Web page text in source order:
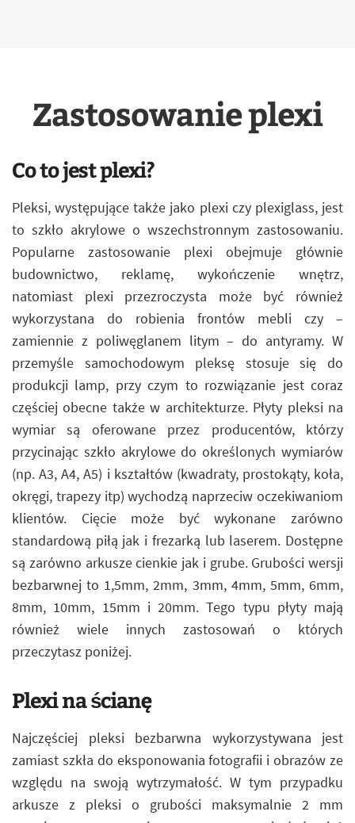
Zastosowanie plexi
Co to jest plexi?
Pleksi, występujące także jako plexi czy plexiglass, jest
to szkło akrylowe o wszechstronnym zastosowaniu.
Popularne zastosowanie plexi obejmuje głównie
budownictwo, reklamę, wykończenie wnętrz,
natomiast plexi przezroczysta może być również
wykorzystana do robienia frontów mebli czy –
zamiennie z poliwęglanem litym – do antyramy. W
przemyśle samochodowym pleksę stosuje się do
produkcji lamp, przy czym to rozwiązanie jest coraz
częściej obecne także w architekturze. Płyty pleksi na
wymiar są oferowane przez producentów, którzy
przycinając szkło akrylowe do określonych wymiarów
(np. A3, A4, A5) i kształtów (kwadraty, prostokąty, koła,
okręgi, trapezy itp) wychodzą naprzeciw oczekiwaniom
klientów. Cięcie może być wykonane zarówno
standardową piłą jak i frezarką lub laserem. Dostępne
są zarówno arkusze cienkie jak i grube. Grubości wersji
bezbarwnej to 1,5mm, 2mm, 3mm, 4mm, 5mm, 6mm,
8mm, 10mm, 15mm i 20mm. Tego typu płyty mają
również wiele innych zastosowań o których
przeczytasz poniżej.
Plexi na ścianę
Najczęściej pleksi bezbarwna wykorzystywana jest
zamiast szkła do eksponowania fotografii i obrazów ze
względu na swoją wytrzymałość. W tym przypadku
arkusze z pleksi o grubości maksymalnie 2 mm